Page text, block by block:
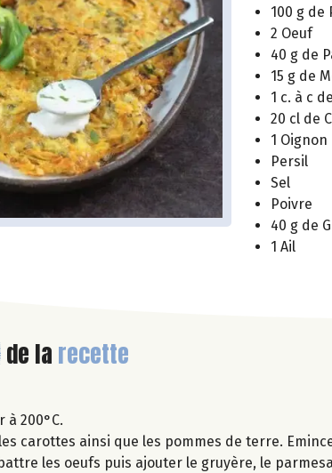
100 g de
2 Oeuf
40 g de
15 g de
1 c. à c
20 cl de
1 Oignon
Persil
Sel
Poivre
40 g de
1 Ail
de la recette
à 200°C.
carottes ainsi que les pommes de terre.
les oeufs puis ajouter le gruyère, le